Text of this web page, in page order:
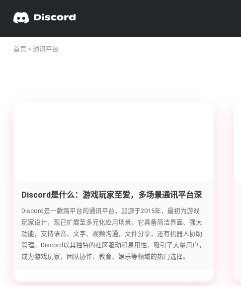
首页 > 通讯平台
Discord是什么：游戏玩家至爱，多场景通讯平台深
度解析
Discord是一款跨平台的通讯平台，起源于2015年，最初为游戏
玩家设计，现已扩展至多元化应用场景。它具备简洁界面、强大
功能，支持语音、文字、视频沟通，文件分享，还有机器人协助
管理。Discord以其独特的社区驱动和易用性，吸引了大量用户，
成为游戏玩家、团队协作、教育、娱乐等领域的热门选择。